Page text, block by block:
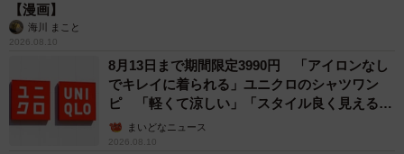
【漫画】
海川 まこと
2026.08.10
8月13日まで期間限定3990円 「アイロンなし
でキレイに着られる」ユニクロのシャツワン
ピ 「軽くて涼しい」「スタイル良く見える」
の声まいどなニュース
2026.08.10